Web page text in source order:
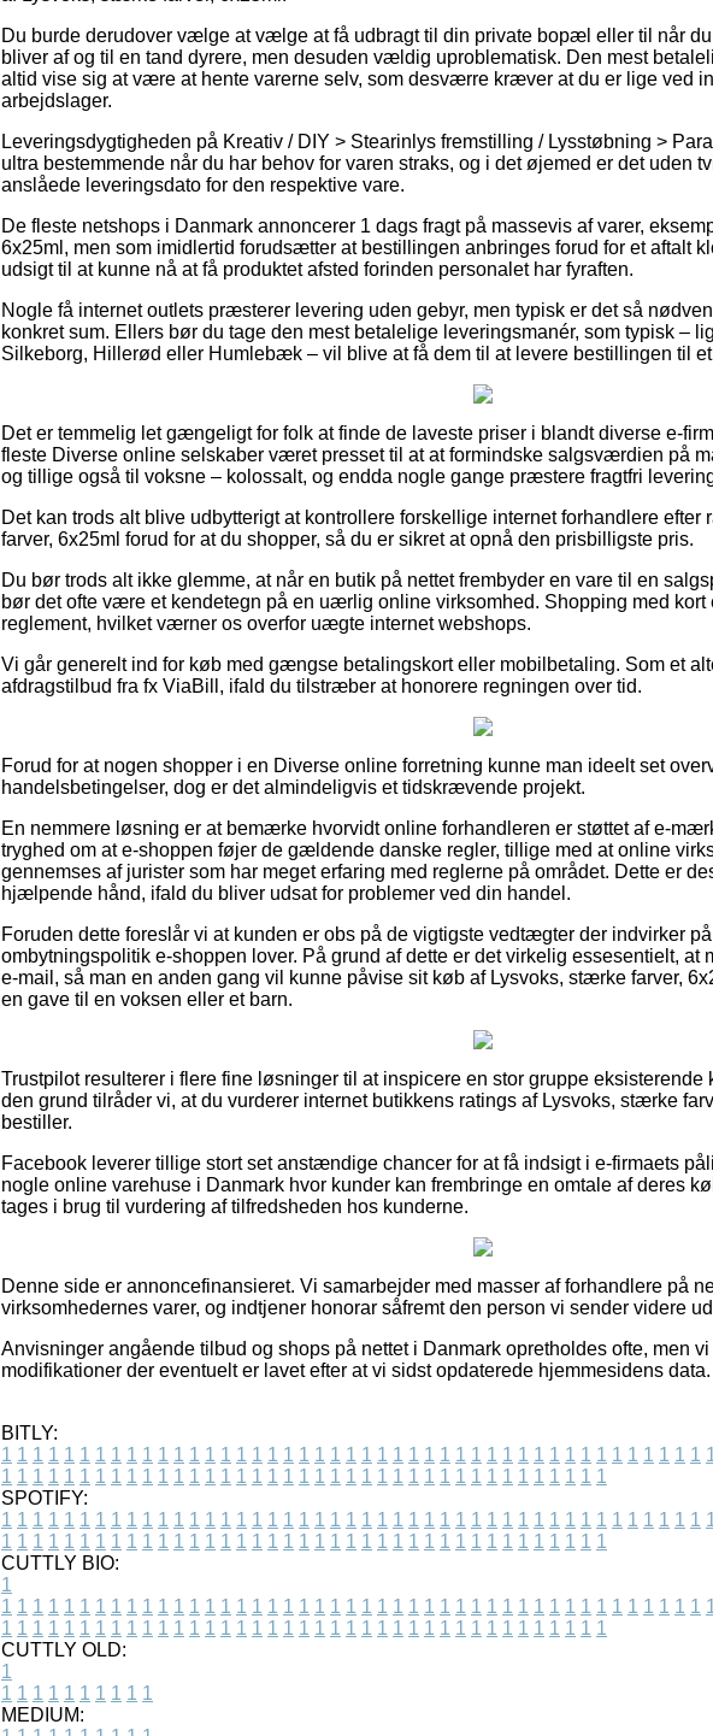
Du burde derudover vælge at vælge at få udbragt til din private bopæl eller til når
bliver af og til en tand dyrere, men desuden vældig uproblematisk. Den mest
altid vise sig at være at hente varerne selv, som desværre kræver at du er lige ved
arbejdslager.
Leveringsdygtigheden på Kreativ / DIY > Stearinlys fremstilling / Lysstøbning >
ultra bestemmende når du har behov for varen straks, og i det øjemed er det uden
anslåede leveringsdato for den respektive vare.
De fleste netshops i Danmark annoncerer 1 dags fragt på massevis af varer,
6x25ml, men som imidlertid forudsætter at bestillingen anbringes forud for et aftalt
udsigt til at kunne nå at få produktet afsted forinden personalet har fyraften.
Nogle få internet outlets præsterer levering uden gebyr, men typisk er det så
konkret sum. Ellers bør du tage den mest betalelige leveringsmanér, som typisk –
Silkeborg, Hillerød eller Humlebæk – vil blive at få dem til at levere bestillingen til
Det er temmelig let gængeligt for folk at finde de laveste priser i blandt diverse e-
fleste Diverse online selskaber været presset til at at formindske salgsværdien på
og tillige også til voksne – kolossalt, og endda nogle gange præstere fragtfri
Det kan trods alt blive udbytterigt at kontrollere forskellige internet forhandlere
farver, 6x25ml forud for at du shopper, så du er sikret at opnå den prisbilligste pris.
Du bør trods alt ikke glemme, at når en butik på nettet frembyder en vare til en
bør det ofte være et kendetegn på en uærlig online virksomhed. Shopping med kort
reglement, hvilket værner os overfor uægte internet webshops.
Vi går generelt ind for køb med gængse betalingskort eller mobilbetaling. Som et
afdragstilbud fra fx ViaBill, ifald du tilstræber at honorere regningen over tid.
Forud for at nogen shopper i en Diverse online forretning kunne man ideelt set
handelsbetingelser, dog er det almindeligvis et tidskrævende projekt.
En nemmere løsning er at bemærke hvorvidt online forhandleren er støttet af e-
tryghed om at e-shoppen føjer de gældende danske regler, tillige med at online
gennemses af jurister som har meget erfaring med reglerne på området. Dette er
hjælpende hånd, ifald du bliver udsat for problemer ved din handel.
Foruden dette foreslår vi at kunden er obs på de vigtigste vedtægter der indvirker
ombytningspolitik e-shoppen lover. På grund af dette er det virkelig essesentielt, at
e-mail, så man en anden gang vil kunne påvise sit køb af Lysvoks, stærke farver,
en gave til en voksen eller et barn.
Trustpilot resulterer i flere fine løsninger til at inspicere en stor gruppe eksisterende
den grund tilråder vi, at du vurderer internet butikkens ratings af Lysvoks, stærke
bestiller.
Facebook leverer tillige stort set anstændige chancer for at få indsigt i e-firmaets
nogle online varehuse i Danmark hvor kunder kan frembringe en omtale af deres
tages i brug til vurdering af tilfredsheden hos kunderne.
Denne side er annoncefinansieret. Vi samarbejder med masser af forhandlere på
virksomhedernes varer, og indtjener honorar såfremt den person vi sender videre
Anvisninger angående tilbud og shops på nettet i Danmark opretholdes ofte, men
modifikationer der eventuelt er lavet efter at vi sidst opdaterede hjemmesidens data.
BITLY:
1 1 1 1 1 1 1 1 1 1 1 1 1 1 1 1 1 1 1 1 1 1 1 1 1 1 1 1 1 1 1 1 1 1 1 1 1 1 1 1 1 1 1 1 1
1 1 1 1 1 1 1 1 1 1 1 1 1 1 1 1 1 1 1 1 1 1 1 1 1 1 1 1 1 1 1 1 1 1 1 1 1 1 1
SPOTIFY:
1 1 1 1 1 1 1 1 1 1 1 1 1 1 1 1 1 1 1 1 1 1 1 1 1 1 1 1 1 1 1 1 1 1 1 1 1 1 1 1 1 1 1 1 1
1 1 1 1 1 1 1 1 1 1 1 1 1 1 1 1 1 1 1 1 1 1 1 1 1 1 1 1 1 1 1 1 1 1 1 1 1 1 1
CUTTLY BIO:
1
1 1 1 1 1 1 1 1 1 1 1 1 1 1 1 1 1 1 1 1 1 1 1 1 1 1 1 1 1 1 1 1 1 1 1 1 1 1 1 1 1 1 1 1 1
1 1 1 1 1 1 1 1 1 1 1 1 1 1 1 1 1 1 1 1 1 1 1 1 1 1 1 1 1 1 1 1 1 1 1 1 1 1 1
CUTTLY OLD:
1
1 1 1 1 1 1 1 1 1 1
MEDIUM: